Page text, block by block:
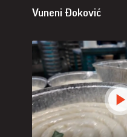
Vuneni Đoković